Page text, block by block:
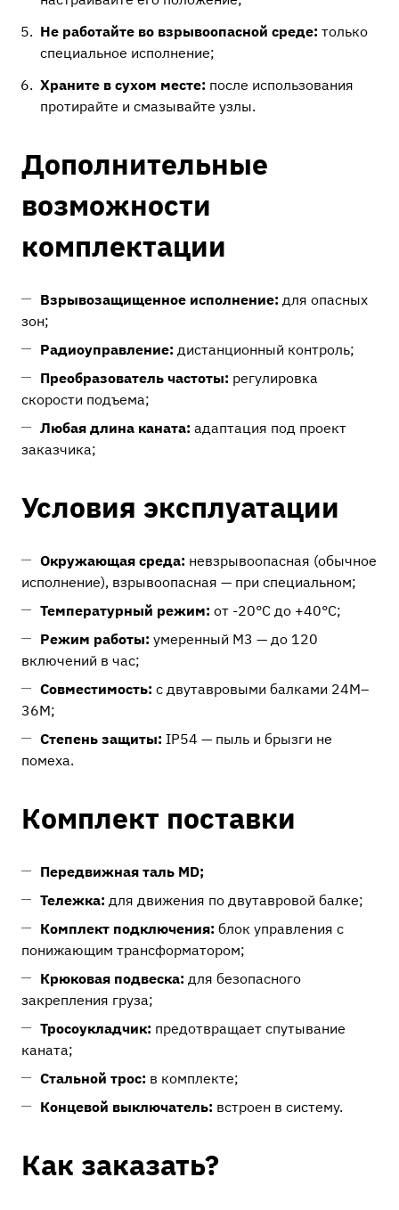
Не работайте во взрывоопасной среде: только
специальное исполнение;
Храните в сухом месте: после использования
протирайте и смазывайте узлы.
Дополнительные
возможности
комплектации
Взрывозащищенное исполнение: для опасных
зон;
Радиоуправление: дистанционный контроль;
Преобразователь частоты: регулировка
скорости подъема;
Любая длина каната: адаптация под проект
заказчика;
Условия эксплуатации
Окружающая среда: невзрывоопасная (обычное
исполнение), взрывоопасная — при специальном;
Температурный режим: от -20°C до +40°C;
Режим работы: умеренный М3 — до 120
включений в час;
Совместимость: с двутавровыми балками 24М–
36М;
Степень защиты: IP54 — пыль и брызги не
помеха.
Комплект поставки
Передвижная таль MD;
Тележка: для движения по двутавровой балке;
Комплект подключения: блок управления с
понижающим трансформатором;
Крюковая подвеска: для безопасного
закрепления груза;
Тросоукладчик: предотвращает спутывание
каната;
Стальной трос: в комплекте;
Концевой выключатель: встроен в систему.
Как заказать?